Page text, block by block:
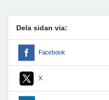
Dela sidan via:
Facebook
X